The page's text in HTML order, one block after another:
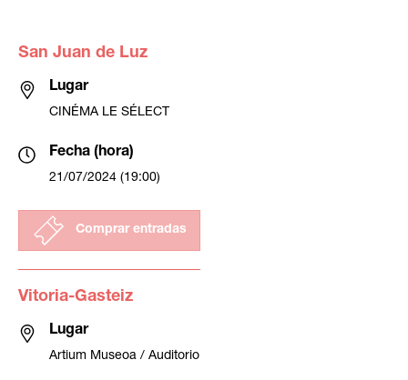
San Juan de Luz
Lugar
CINÉMA LE SÉLECT
Fecha (hora)
21/07/2024 (19:00)
Comprar entradas
Vitoria-Gasteiz
Lugar
Artium Museoa / Auditorio